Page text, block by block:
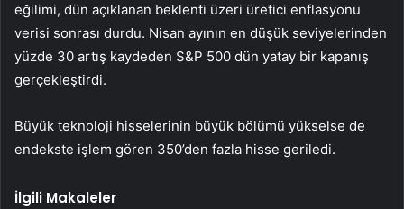
eğilimi, dün açıklanan beklenti üzeri üretici enflasyonu
verisi sonrası durdu. Nisan ayının en düşük seviyelerinden
yüzde 30 artış kaydeden S&P 500 dün yatay bir kapanış
gerçekleştirdi.
Büyük teknoloji hisselerinin büyük bölümü yükselse de
endekste işlem gören 350’den fazla hisse geriledi.
İlgili Makaleler